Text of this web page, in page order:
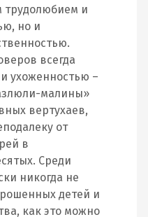
трудолюбием и
но и
всегда
ухоженностью –
малины»
вертухаев,
от
в
Среди
никогда не
детей и
как это можно